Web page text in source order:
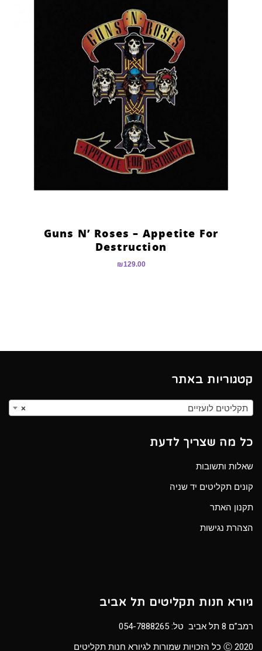
Guns N’ Roses – Appetite For
Destruction
₪129.00
קטגוריות באתר
× תקליטים לועזיים
כל מה שצריך לדעת
שאלות ותשובות
קונים תקליטים יד שניה
תקנון האתר
הצהרת נגישות
גיורא חנות תקליטים תל אביב
רמב”ם 8 תל אביב טל:
054-7888265
Ⓒ 2020 כל הזכויות שמורות לגיורא חנות תקליטים